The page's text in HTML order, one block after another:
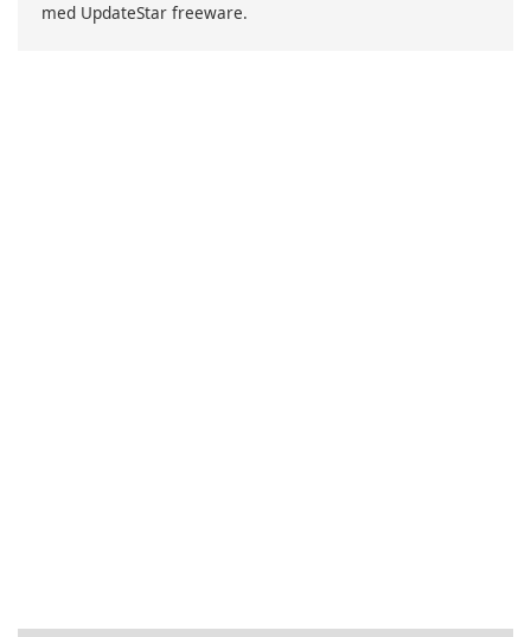
med UpdateStar freeware.